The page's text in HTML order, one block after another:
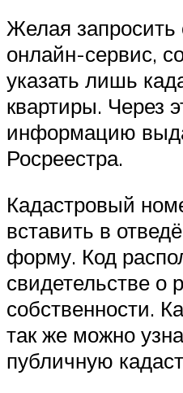
Желая запросить
онлайн-сервис,
указать лишь
квартиры. Через
информацию
Росреестра.
Кадастровый
вставить в
форму. Код
свидетельстве о
собственности.
так же можно
публичную